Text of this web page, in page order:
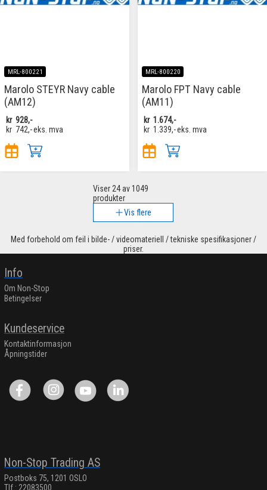
MRL-800221
Marolo STEYR Navy cable
(AM12)
kr 928,-
kr 742,-eks. mva
MRL-800220
Marolo FPT Navy cable
(AM11)
kr 1.674,-
kr 1.339,-eks. mva
Viser 24av 1049
produkter
Vis flere
Med forbehold om feil i bilde- / videomateriell / tekniske spesifikasjoner /
priser.
Info
Om Non-Stop
Betingelser
Kundeservice
Kontaktinformasjon
Åpningstider
Non-Stop Trading AS
Postboks 75, 1201 OSLO
Tlf.: 22083500